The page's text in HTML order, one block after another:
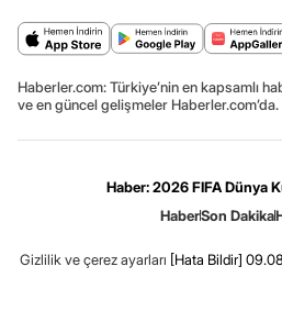
Haberler.com: Türkiye’nin en kapsamlı
ve en güncel gelişmeler Haberler.com’da.
Haber: 2026 FIFA Dünya
HaberSon Dakika
Gizlilik ve çerez ayarları [Hata Bildir]